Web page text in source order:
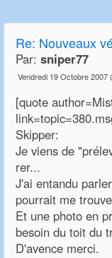
Re: Nouveaux
Par: sniper77
Vendredi 19 Octobre 2007
[quote
Skipper:
Je viens de
rer...
J'ai entandu
pourrait me
Et une photo en
besoin du toit du
D'avence merci.